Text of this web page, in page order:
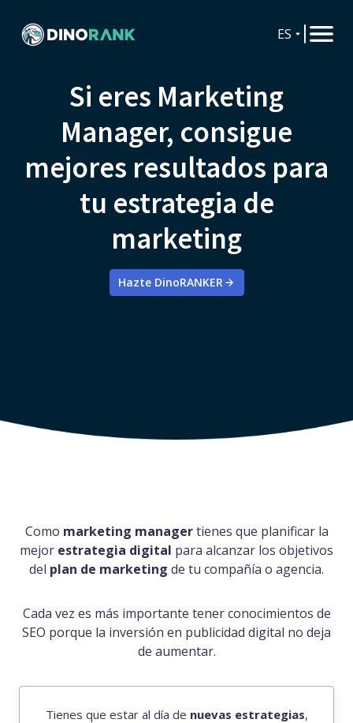
ES
Si eres Marketing
Manager, consigue
mejores resultados para
tu estrategia de
marketing
Hazte DinoRANKER
Como marketing managertienes que planificar la
mejor estrategia digital para alcanzar los objetivos
del plan de marketing de tu compañía o agencia.
Cada vez es más importante tener conocimientos de
SEO porque la inversión en publicidad digital no deja
de aumentar.
Tienes que estar al día de nuevas estrategias,